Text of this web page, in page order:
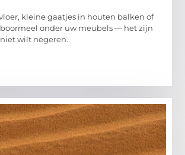
kleine gaatjes in houten balken of
onder uw meubels — het zijn
wilt negeren.